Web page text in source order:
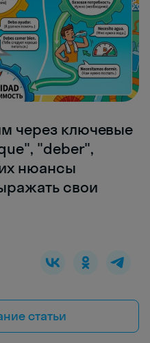
через ключевые
"deber",
нюансы
свои
статьи